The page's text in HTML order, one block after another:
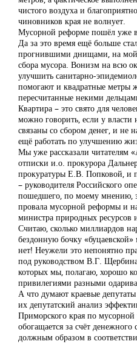
чистого воздуха и
чиновников края не волнует.
Мусорной реформе пошёл уже
Да за это время ещё больше
прогнившими днищами, на мой
сбора мусора. Вонизм на всю
улучшить санитарно-
помогают и квадратные метры
пересчитанные некими
Квартира – это свято для
можно говорить, если у
связаны со сбором денег, и не
ещё работать по улучшению
Мы уже рассказали читателям
отписки и.о. прокурора
прокуратуры Е.В. Попковой, и
– руководителя Российского
пошедшего, по моему мнению,
провала мусорной реформы и
министра природных ресурсов
Считаю, сколько миллиардов
бездонную бочку
нет! Неужели это непонятно
под руководством В.Г.
которых мы, полагаю, хорошо
привилегиями разными
А что думают краевые
их депутатский анализ
Приморского края по
обогащается за счёт
должным образом в